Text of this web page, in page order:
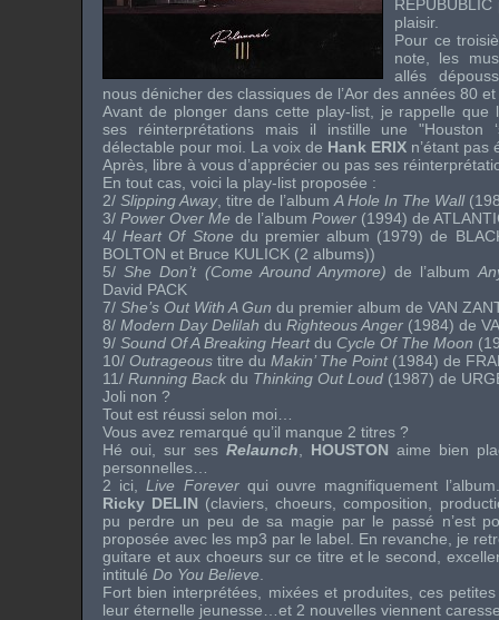
REPUBUBLIC
plaisir.
Pour ce
note, les
allés
nous dénicher des classiques de l’Aor des années 80
Avant de plonger dans cette play-list, je rappelle que
ses réinterprétations mais il instille une "Houston
délectable pour moi. La voix de Hank ERIX n’étant
Après, libre à vous d’apprécier ou pas ses
En tout cas, voici la play-list proposée :
2/ Slipping Away, titre de l’album A Hole In The Wall
3/ Power Over Me de l’album Power (1994) de
4/Heart Of Stone du premier album (1979) de
BOLTON et Bruce KULICK (2 albums))
5/She Don’t (Come Around Anymore) de l’album
David PACK
7/ She’s Out With A Gun du premier album de VAN
8/ Modern Day Delilah du Righteous Anger (1984) de
9/ Sound Of A Breaking Heartdu Cycle Of The Moon
10/ Outrageous titre du Makin’ The Point(1984) de
11/ Running Back du Thinking Out Loud (1987) de
Joli non ?
Tout est réussi selon moi…
Vous avez remarqué qu’il manque 2 titres ?
Hé oui, sur ses Relaunch HOUSTON aime bien
personnelles…
2 ici,Live Foreverqui ouvre magnifiquement
Ricky DELIN (claviers, choeurs, composition,
pu perdre un peu de sa magie par le passé n’est
proposée avec les mp3 par le label. En revanche, je
guitare et aux choeurs sur ce titre et le second,
intitulé Do You Believe
Fort bien interprétées, mixées et produites, ces
leur éternelle jeunesse…et 2 nouvelles viennent